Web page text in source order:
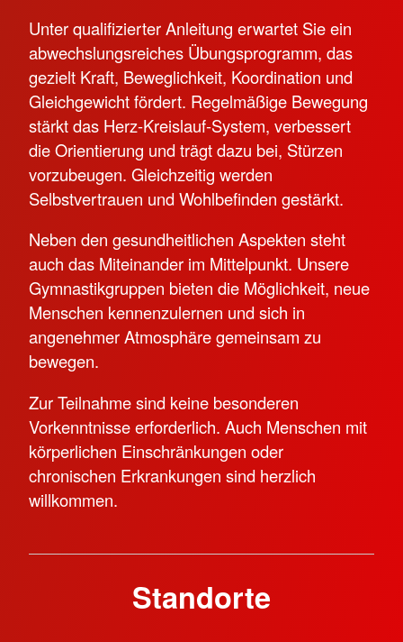
Unter qualifizierter Anleitung erwartet Sie ein
abwechslungsreiches Übungsprogramm, das
gezielt Kraft, Beweglichkeit, Koordination und
Gleichgewicht fördert. Regelmäßige Bewegung
stärkt das Herz-Kreislauf-System, verbessert
die Orientierung und trägt dazu bei, Stürzen
vorzubeugen. Gleichzeitig werden
Selbstvertrauen und Wohlbefinden gestärkt.
Neben den gesundheitlichen Aspekten steht
auch das Miteinander im Mittelpunkt. Unsere
Gymnastikgruppen bieten die Möglichkeit, neue
Menschen kennenzulernen und sich in
angenehmer Atmosphäre gemeinsam zu
bewegen.
Zur Teilnahme sind keine besonderen
Vorkenntnisse erforderlich. Auch Menschen mit
körperlichen Einschränkungen oder
chronischen Erkrankungen sind herzlich
willkommen.
Standorte